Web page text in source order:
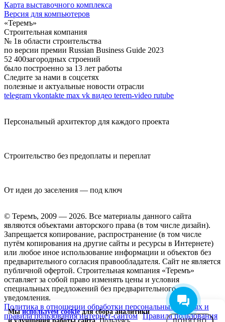
Мыиспользуем cookieдля сбора аналитики
Карта выставочного комплекса
Версия для компьютеров
«Теремъ»
Строительная компания
№ 1в области строительства
по версии премии Russian Business Guide 2023
52 400загородных строений
было построенно за 13 лет работы
Следите за нами в соцсетях
полезные и актуальные новости отрасли
telegram vkontakte max vk видео terem-video rutube
Персональный архитектор для каждого проекта
Строительство без предоплаты и переплат
От идеи до заселения — под ключ
© Теремъ, 2009 — 2026. Все материалы данного сайта
являются объектами авторского права (в том числе дизайн).
Запрещается копирование, распространение (в том числе
путём копирования на другие сайты и ресурсы в Интернете)
или любое иное использование информации и объектов без
предварительного согласия правообладателя. Cайт не является
публичной офертой. Строительная компания «Теремъ»
оставляет за собой право изменять цены и условия
специальных предложений без предварительного
уведомления.
Политика в отношении обработки персональных данных и
правила пользования интернет-сайтом Правила пользования